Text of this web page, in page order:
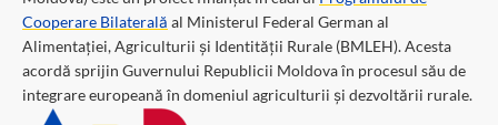
Cooperare Bilaterală al Ministerul Federal German al
Alimentației, Agriculturii și Identității Rurale (BMLEH). Acesta
acordă sprijin Guvernului Republicii Moldova în procesul său de
integrare europeană în domeniul agriculturii și dezvoltării rurale.